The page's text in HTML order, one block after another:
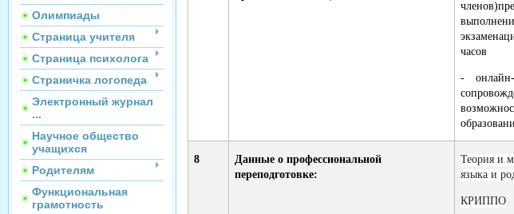
Олимпиады
Страница учителя
Страница психолога
Страничка логопеда
Электронный журнал
...
Научное общество
учащихся
Родителям
Функциональная
грамотность
часов
-
8
Данные о профессиональной
переподготовке:
Теория и
языка и
КРИППО